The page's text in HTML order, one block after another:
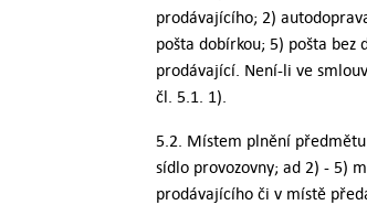
prodávajícího; 2)
pošta dobírkou; 5) pošta
prodávající. Není-li ve
čl. 5.1. 1).
5.2. Místem plnění
sídlo provozovny; ad 2) - 5)
prodávajícího či v místě